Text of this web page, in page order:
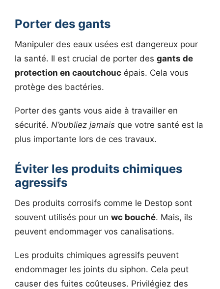
Porter des gants
Manipuler des eaux usées est dangereux pour
la santé. Il est crucial de porter des gants de
protection en caoutchouc épais. Cela vous
protège des bactéries.
Porter des gants vous aide à travailler en
sécurité. N’oubliez jamais que votre santé est la
plus importante lors de ces travaux.
Éviter les produits chimiques
agressifs
Des produits corrosifs comme le Destop sont
souvent utilisés pour un wc bouché. Mais, ils
peuvent endommager vos canalisations.
Les produits chimiques agressifs peuvent
endommager les joints du siphon. Cela peut
causer des fuites coûteuses. Privilégiez des